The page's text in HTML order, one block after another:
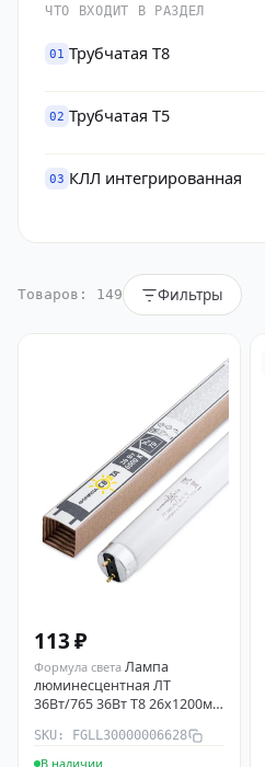
ЧТО ВХОДИТ В РАЗДЕЛ
01 Трубчатая T8
02 Трубчатая T5
03 КЛЛ интегрированная
Товаров: 149 Фильтры
113 ₽
Формула света Лампа
люминесцентная ЛТ
36Вт/765 36Вт T8 26х1200мм
FGLL30000006628
SKU: FGLL30000006628
В наличии